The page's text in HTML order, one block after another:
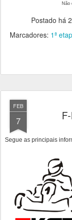
Não
Postado há
Marcadores: 1ª
FEB
7
Segue as principais